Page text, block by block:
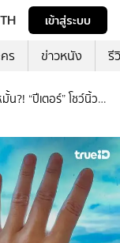
TH
เข้าสู่ระบบ
ร ข่าวหนัง รี
น?! “ปีเตอร์” โชว์นิ้ว